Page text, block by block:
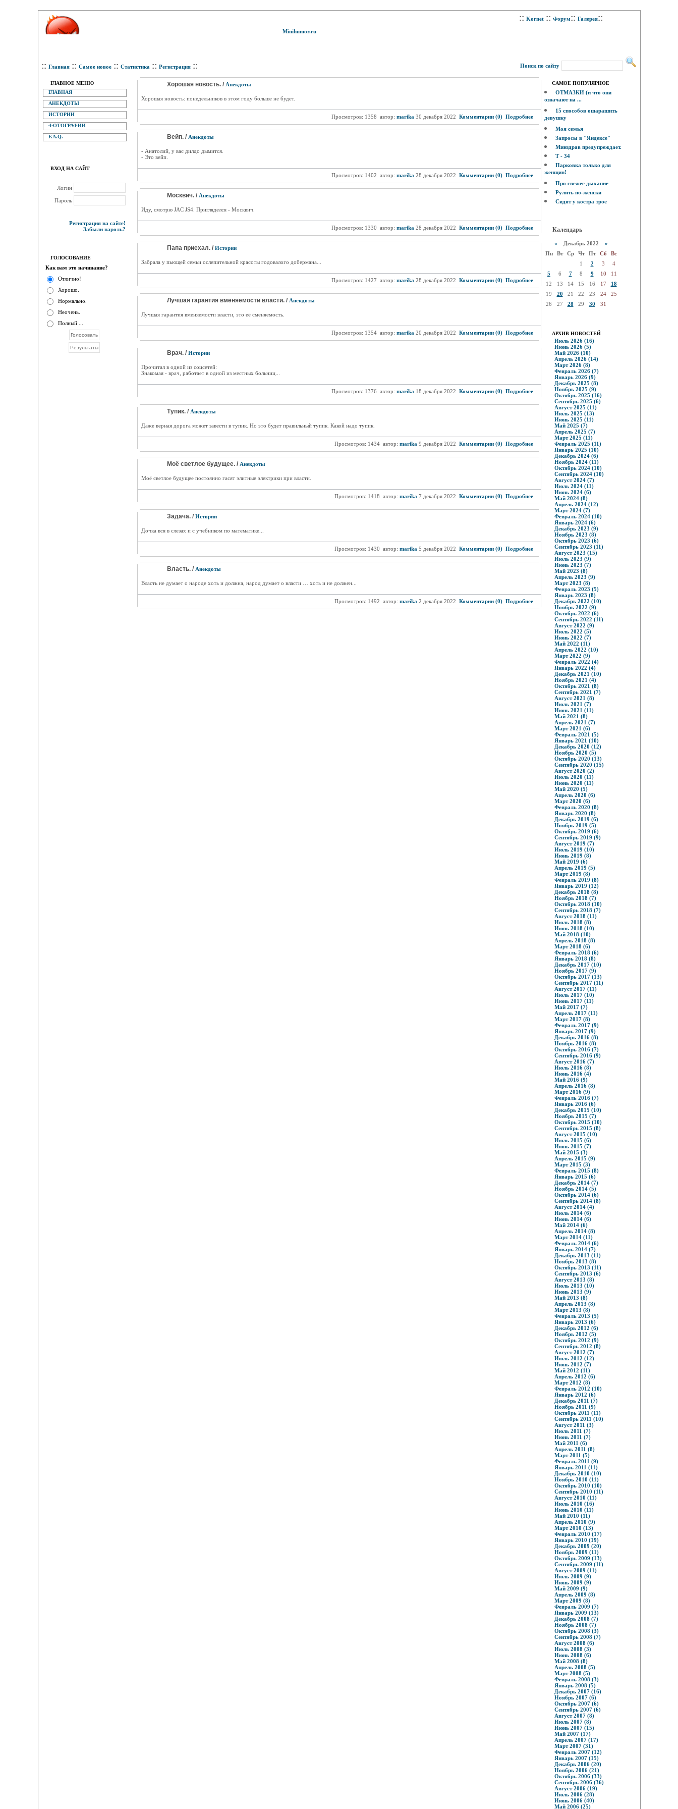
Minihumor.ru
:: Kornet :: Форум:: Галерея::
:: Главная :: Самое новое :: Статистика :: Регистрация :: Поиск по сайту
ГЛАВНОЕ МЕНЮ
ГЛАВНАЯ
АНЕКДОТЫ
ИСТОРИИ
ФОТОГРАФИИ
F.A.Q.
ВХОД НА САЙТ
Логин
Пароль
Регистрация на сайте!
Забыли пароль?
ГОЛОСОВАНИЕ
Как вам это начинание?
Отлично!
Хорошо.
Нормально.
Неочень.
Полный ...
Хорошая новость. / Анекдоты
Хорошая новость: понедельников в этом году больше не будет.
Просмотров: 1358 автор: marika 30 декабря 2022 Комментарии (0) Подробнее
Вейп. / Анекдоты
- Анатолий, у вас дилдо дымится.
- Это вейп.
Просмотров: 1402 автор: marika 28 декабря 2022 Комментарии (0) Подробнее
Москвич. / Анекдоты
Иду, смотрю JAC JS4. Пригляделся - Москвич.
Просмотров: 1330 автор: marika 28 декабря 2022 Комментарии (0) Подробнее
Папа приехал. / Истории
Забрала у пьющей семьи ослепительной красоты годовалого добермана...
Просмотров: 1427 автор: marika 28 декабря 2022 Комментарии (0) Подробнее
Лучшая гарантия вменяемости власти. / Анекдоты
Лучшая гарантия вменяемости власти, это её сменяемость.
Просмотров: 1354 автор: marika 20 декабря 2022 Комментарии (0) Подробнее
Врач. / Истории
Прочитал в одной из соцсетей:
Знакомая - врач, работает в одной из местных больниц...
Просмотров: 1376 автор: marika 18 декабря 2022 Комментарии (0) Подробнее
Тупик. / Анекдоты
Даже верная дорога может завести в тупик. Но это будет правильный тупик. Какой надо тупик.
Просмотров: 1434 автор: marika 9 декабря 2022 Комментарии (0) Подробнее
Моё светлое будущее. / Анекдоты
Моё светлое будущее постоянно гасят элитные электрики при власти.
Просмотров: 1418 автор: marika 7 декабря 2022 Комментарии (0) Подробнее
Задача. / Истории
Дочка вся в слезах и с учебником по математике...
Просмотров: 1430 автор: marika 5 декабря 2022 Комментарии (0) Подробнее
Власть. / Анекдоты
Власть не думает о народе хоть и должна, народ думает о власти … хоть и не должен...
Просмотров: 1492 автор: marika 2 декабря 2022 Комментарии (0) Подробнее
САМОЕ ПОПУЛЯРНОЕ
ОТМАЗКИ (и что они
означают на ...
15 способов ошарашить
девушку
Моя семья
Запросы в "Яндексе"
Минздрав предупреждает.
Т - 34
Парковка только для
женщин!
Про свежее дыхание
Рулить по-женски
Сидят у костра трое
Календарь
« Декабрь 2022 »
Пн
Вт Ср Чт Пт Сб
Вс
1
2 3
4
5
6 7 8 9 10
11
12
13 14 15 16 17
18
19
20 21 22 23 24
25
26
27 28 29 30 31
АРХИВ НОВОСТЕЙ
Июль 2026 (16)
Июнь 2026 (5)
Май 2026 (10)
Апрель 2026 (14)
Март 2026 (8)
Февраль 2026 (7)
Январь 2026 (9)
Декабрь 2025 (8)
Ноябрь 2025 (9)
Октябрь 2025 (16)
Сентябрь 2025 (6)
Август 2025 (11)
Июль 2025 (13)
Июнь 2025 (11)
Май 2025 (7)
Апрель 2025 (7)
Март 2025 (11)
Февраль 2025 (11)
Январь 2025 (10)
Декабрь 2024 (6)
Ноябрь 2024 (11)
Октябрь 2024 (10)
Сентябрь 2024 (10)
Август 2024 (7)
Июль 2024 (11)
Июнь 2024 (6)
Май 2024 (8)
Апрель 2024 (12)
Март 2024 (7)
Февраль 2024 (10)
Январь 2024 (6)
Декабрь 2023 (9)
Ноябрь 2023 (8)
Октябрь 2023 (6)
Сентябрь 2023 (11)
Август 2023 (15)
Июль 2023 (9)
Июнь 2023 (7)
Май 2023 (8)
Апрель 2023 (9)
Март 2023 (8)
Февраль 2023 (5)
Январь 2023 (8)
Декабрь 2022 (10)
Ноябрь 2022 (9)
Октябрь 2022 (6)
Сентябрь 2022 (11)
Август 2022 (9)
Июль 2022 (5)
Июнь 2022 (7)
Май 2022 (11)
Апрель 2022 (10)
Март 2022 (9)
Февраль 2022 (4)
Январь 2022 (4)
Декабрь 2021 (10)
Ноябрь 2021 (4)
Октябрь 2021 (8)
Сентябрь 2021 (7)
Август 2021 (8)
Июль 2021 (7)
Июнь 2021 (11)
Май 2021 (8)
Апрель 2021 (7)
Март 2021 (6)
Февраль 2021 (5)
Январь 2021 (10)
Декабрь 2020 (12)
Ноябрь 2020 (5)
Октябрь 2020 (13)
Сентябрь 2020 (15)
Август 2020 (2)
Июль 2020 (11)
Июнь 2020 (11)
Май 2020 (5)
Апрель 2020 (6)
Март 2020 (6)
Февраль 2020 (8)
Январь 2020 (8)
Декабрь 2019 (6)
Ноябрь 2019 (5)
Октябрь 2019 (6)
Сентябрь 2019 (9)
Август 2019 (7)
Июль 2019 (10)
Июнь 2019 (8)
Май 2019 (6)
Апрель 2019 (5)
Март 2019 (8)
Февраль 2019 (8)
Январь 2019 (12)
Декабрь 2018 (8)
Ноябрь 2018 (7)
Октябрь 2018 (10)
Сентябрь 2018 (7)
Август 2018 (11)
Июль 2018 (8)
Июнь 2018 (10)
Май 2018 (10)
Апрель 2018 (8)
Март 2018 (6)
Февраль 2018 (6)
Январь 2018 (8)
Декабрь 2017 (10)
Ноябрь 2017 (9)
Октябрь 2017 (13)
Сентябрь 2017 (11)
Август 2017 (11)
Июль 2017 (10)
Июнь 2017 (11)
Май 2017 (7)
Апрель 2017 (11)
Март 2017 (8)
Февраль 2017 (9)
Январь 2017 (9)
Декабрь 2016 (8)
Ноябрь 2016 (8)
Октябрь 2016 (7)
Сентябрь 2016 (9)
Август 2016 (7)
Июль 2016 (8)
Июнь 2016 (4)
Май 2016 (9)
Апрель 2016 (8)
Март 2016 (9)
Февраль 2016 (7)
Январь 2016 (6)
Декабрь 2015 (10)
Ноябрь 2015 (7)
Октябрь 2015 (10)
Сентябрь 2015 (8)
Август 2015 (10)
Июль 2015 (6)
Июнь 2015 (7)
Май 2015 (3)
Апрель 2015 (9)
Март 2015 (3)
Февраль 2015 (8)
Январь 2015 (6)
Декабрь 2014 (7)
Ноябрь 2014 (5)
Октябрь 2014 (6)
Сентябрь 2014 (8)
Август 2014 (4)
Июль 2014 (6)
Июнь 2014 (6)
Май 2014 (6)
Апрель 2014 (8)
Март 2014 (11)
Февраль 2014 (6)
Январь 2014 (7)
Декабрь 2013 (11)
Ноябрь 2013 (8)
Октябрь 2013 (11)
Сентябрь 2013 (6)
Август 2013 (8)
Июль 2013 (10)
Июнь 2013 (9)
Май 2013 (8)
Апрель 2013 (8)
Март 2013 (8)
Февраль 2013 (5)
Январь 2013 (6)
Декабрь 2012 (6)
Ноябрь 2012 (5)
Октябрь 2012 (9)
Сентябрь 2012 (8)
Август 2012 (7)
Июль 2012 (12)
Июнь 2012 (7)
Май 2012 (11)
Апрель 2012 (6)
Март 2012 (8)
Февраль 2012 (10)
Январь 2012 (6)
Декабрь 2011 (7)
Ноябрь 2011 (9)
Октябрь 2011 (11)
Сентябрь 2011 (10)
Август 2011 (3)
Июль 2011 (7)
Июнь 2011 (7)
Май 2011 (6)
Апрель 2011 (8)
Март 2011 (5)
Февраль 2011 (9)
Январь 2011 (11)
Декабрь 2010 (10)
Ноябрь 2010 (11)
Октябрь 2010 (10)
Сентябрь 2010 (11)
Август 2010 (11)
Июль 2010 (16)
Июнь 2010 (11)
Май 2010 (11)
Апрель 2010 (9)
Март 2010 (13)
Февраль 2010 (17)
Январь 2010 (19)
Декабрь 2009 (20)
Ноябрь 2009 (11)
Октябрь 2009 (13)
Сентябрь 2009 (11)
Август 2009 (11)
Июль 2009 (9)
Июнь 2009 (9)
Май 2009 (9)
Апрель 2009 (8)
Март 2009 (8)
Февраль 2009 (7)
Январь 2009 (13)
Декабрь 2008 (7)
Ноябрь 2008 (7)
Октябрь 2008 (3)
Сентябрь 2008 (7)
Август 2008 (6)
Июль 2008 (3)
Июнь 2008 (6)
Май 2008 (8)
Апрель 2008 (5)
Март 2008 (5)
Февраль 2008 (3)
Январь 2008 (5)
Декабрь 2007 (16)
Ноябрь 2007 (6)
Октябрь 2007 (6)
Сентябрь 2007 (6)
Август 2007 (8)
Июль 2007 (8)
Июнь 2007 (15)
Май 2007 (17)
Апрель 2007 (17)
Март 2007 (31)
Февраль 2007 (12)
Январь 2007 (15)
Декабрь 2006 (20)
Ноябрь 2006 (21)
Октябрь 2006 (33)
Сентябрь 2006 (36)
Август 2006 (19)
Июль 2006 (28)
Июнь 2006 (40)
Май 2006 (25)